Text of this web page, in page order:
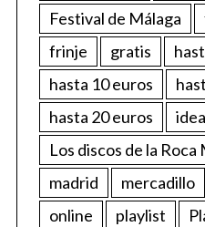
Festival de Málaga
frinje
gratis
hasta 10 euros
hasta 20 euros
Los discos de la Roca
madrid
mercadillo
online
playlist